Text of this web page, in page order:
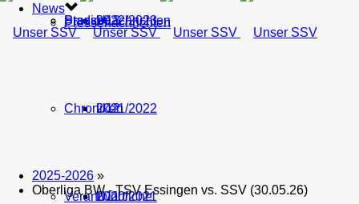
U13
U12
U11
2022/2023
2021/2022
2020/2021
Stadion
Chroniken
Verantwortliche
Pressenachrichten
News
Pressenachrichten
2025-2026 »
Oberliga BW - TSV Essingen vs. SSV (30.05.26)